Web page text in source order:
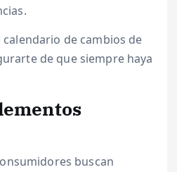
calendario de cambios de
de que siempre haya
buscan